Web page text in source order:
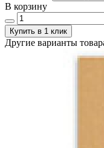
В корзину
Купить в 1 клик
Другие варианты